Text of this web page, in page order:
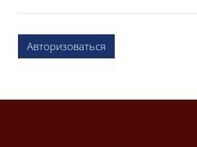
Авторизоваться